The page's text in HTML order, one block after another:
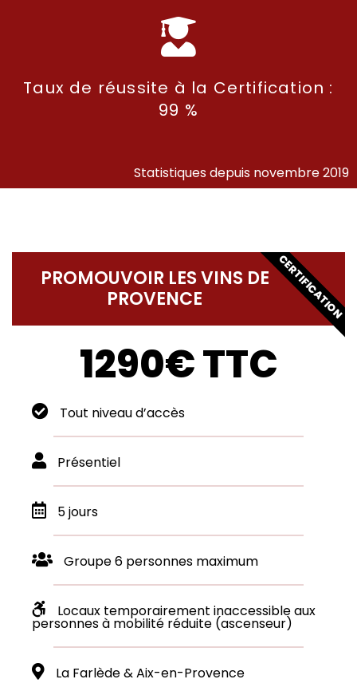
Taux de réussite à la Certification :
99 %
Statistiques depuis novembre 2019
PROMOUVOIR LES VINS DE
PROVENCE
1290€ TTC
Tout niveau d’accès
Présentiel
5 jours
Groupe 6 personnes maximum
Locaux temporairement inaccessible aux
personnes à mobilité réduite (ascenseur)
La Farlède & Aix-en-Provence
CERTIFICATION